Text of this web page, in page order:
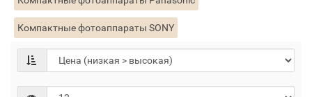
Компактные фотоаппараты SONY